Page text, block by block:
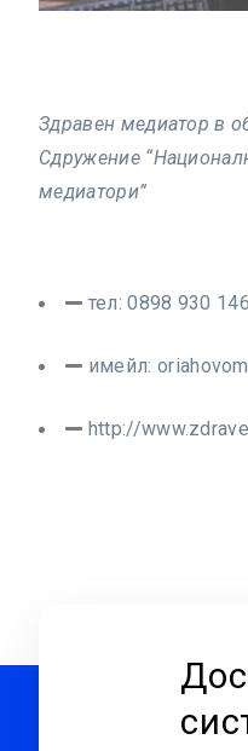
Здравен медиатор в
Сдружение
медиатори”
тел: 0898 930 146
имейл:
http://